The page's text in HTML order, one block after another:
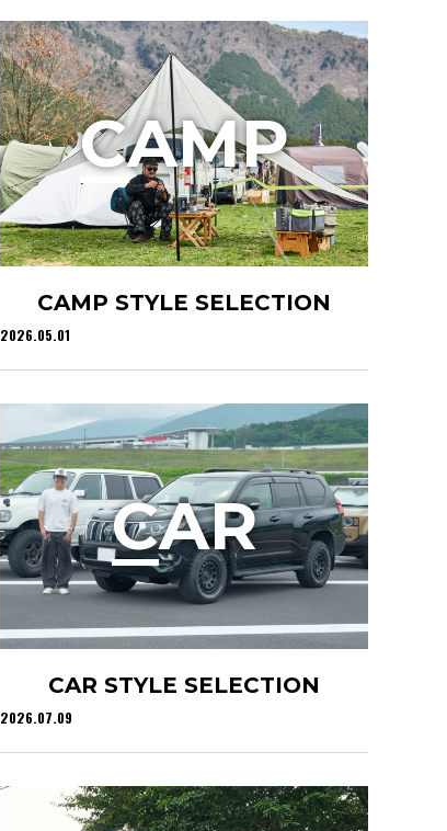
CAMP STYLE SELECTION
2026.05.01
CAMP
CAR STYLE SELECTION
2026.07.09
CAR